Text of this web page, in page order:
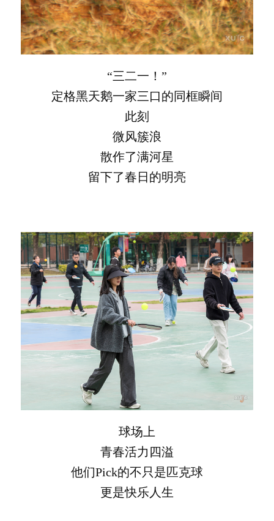
“三二一！”
定格黑天鹅一家三口的同框瞬间
此刻
微风簇浪
散作了满河星
留下了春日的明亮
球场上
青春活力四溢
他们Pick的不只是匹克球
更是快乐人生